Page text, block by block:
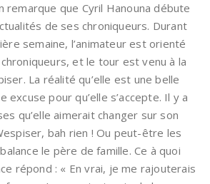
remarque que Cyril Hanouna débute
de ses chroniqueurs. Durant
semaine, l’animateur est orienté
et le tour est venu à la
La réalité qu’elle est une belle
excuse pour qu’elle s’accepte. Il y a
qu’elle aimerait changer sur son
bah rien ! Ou peut-être les
le père de famille. Ce à quoi
répond : « En vrai, je me rajouterais